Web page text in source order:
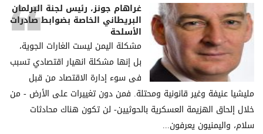
غراھام جونز، رئیس لجنة البرلمان
البریطاني الخاصة بضوابط صادرات
الأسلحة
مشكلة الیمن لیست الغارات الجویة،
بل إنھا مشكلة انھیار اقتصادي تسبب
فی سوء إدارة الاقتصاد من قبل
ملیشیا عنیفة وغیر قانونیة ومحتلة. فمن دون تغییرات على الأرض - من
خلال إلحاق الھزیمة العسكریة بالحوثیین- لن تكون ھناك محادثات
سلام، والیمنیون یعرفون...